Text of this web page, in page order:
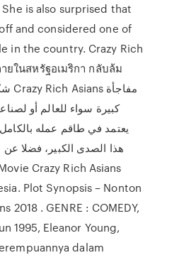
is also surprised that
and considered one of
in the country. Crazy Rich
ยในสหรัฐอเมริกา กลับล้ม
كبيرة سواء للعالم أو
يعتمد في طاقم عمله
هذا الصدى الكبير، فضلا عن
Plot Synopsis – Nonton
2018 . GENRE : COMEDY,
1995, Eleanor Young,
dalam